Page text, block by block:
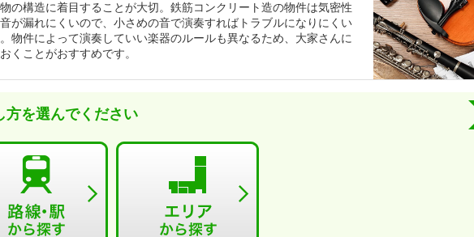
の構造に着目することが大切。鉄筋コンクリート造の物件は気密性
が漏れにくいので、小さめの音で演奏すればトラブルになりにくい
物件によって演奏していい楽器のルールも異なるため、大家さんに
くことがおすすめです。
方を選んでください